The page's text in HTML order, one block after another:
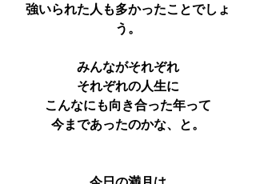
強いられた人も多かったことでしょ
う。
みんながそれぞれ
それぞれの人生に
こんなにも向き合った年って
今まであったのかな、と。